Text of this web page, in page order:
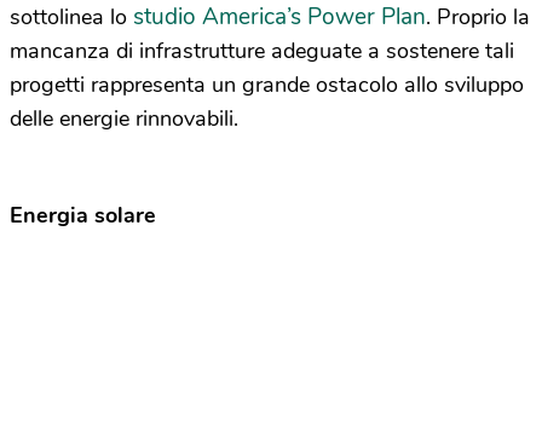
sottolinea lo studio America’s Power Plan. Proprio la
mancanza di infrastrutture adeguate a sostenere tali
progetti rappresenta un grande ostacolo allo sviluppo
delle energie rinnovabili.
Energia solare